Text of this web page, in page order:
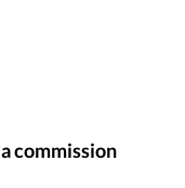
commission